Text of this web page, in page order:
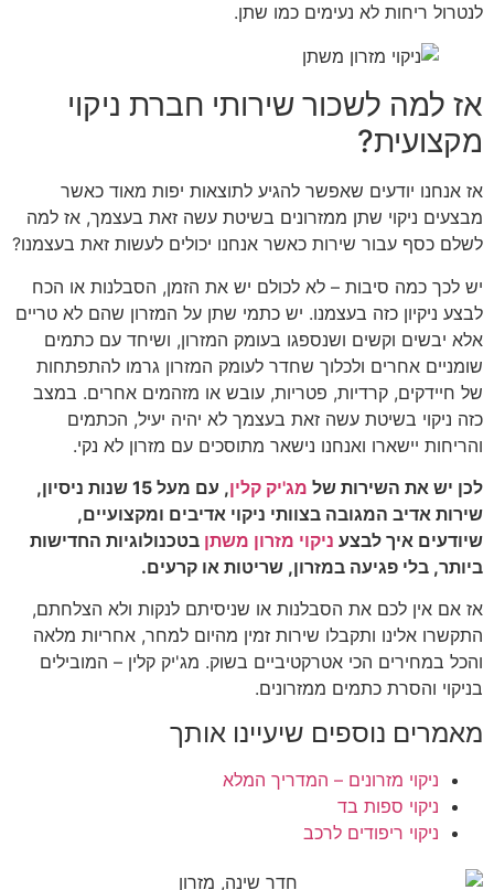
לנטרול ריחות לא נעימים כמו שתן.
אז למה לשכור שירותי חברת ניקוי
מקצועית?
אז אנחנו יודעים שאפשר להגיע לתוצאות יפות מאוד כאשר
מבצעים ניקוי שתן ממזרונים בשיטת עשה זאת בעצמך, אז למה
לשלם כסף עבור שירות כאשר אנחנו יכולים לעשות זאת בעצמנו?
יש לכך כמה סיבות – לא לכולם יש את הזמן, הסבלנות או הכח
לבצע ניקיון כזה בעצמנו. יש כתמי שתן על המזרון שהם לא טריים
אלא יבשים וקשים ושנספגו בעומק המזרון, ושיחד עם כתמים
שומניים אחרים ולכלוך שחדר לעומק המזרון גרמו להתפתחות
של חיידקים, קרדיות, פטריות, עובש או מזהמים אחרים. במצב
כזה ניקוי בשיטת עשה זאת בעצמך לא יהיה יעיל, הכתמים
והריחות יישארו ואנחנו נישאר מתוסכים עם מזרון לא נקי.
לכן יש את השירות שלמג'יק קלין
, עם מעל 15 שנות ניסיון,
שירות אדיב המגובה בצוותי ניקוי אדיבים ומקצועיים,
שיודעים איך לבצעניקוי מזרון משתןבטכנולוגיות החדישות
ביותר, בלי פגיעה במזרון, שריטות או קרעים.
אז אם אין לכם את הסבלנות או שניסיתם לנקות ולא הצלחתם,
התקשרו אלינו ותקבלו שירות זמין מהיום למחר, אחריות מלאה
והכל במחירים הכי אטרקטיביים בשוק. מג'יק קלין – המובילים
בניקוי והסרת כתמים ממזרונים.
מאמרים נוספים שיעיינו אותך
ניקוי מזרונים – המדריך המלא
ניקוי ספות בד
ניקוי ריפודים לרכב